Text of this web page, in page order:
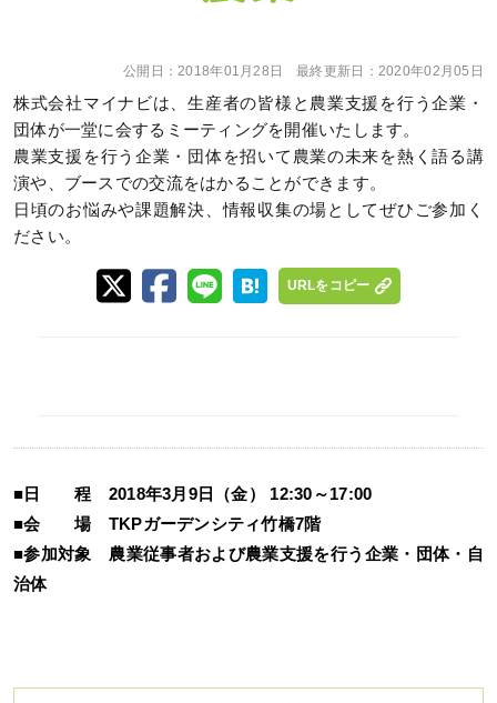
公開日：2018年01月28日 最終更新日： 2020年02月05日
株式会社マイナビは、生産者の皆様と農業支援を行う企業・
団体が一堂に会するミーティングを開催いたします。
農業支援を行う企業・団体を招いて農業の未来を熱く語る講
演や、ブースでの交流をはかることができます。
日頃のお悩みや課題解決、情報収集の場としてぜひご参加く
ださい。
URLをコピー
■日 程 2018年3月9日（金） 12:30～17:00
■会 場 TKPガーデンシティ竹橋7階
■参加対象 農業従事者および農業支援を行う企業・団体・自
治体